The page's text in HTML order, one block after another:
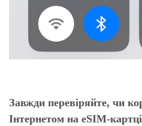
Завжди перевіряйте, чи
Інтернетом на eSIM-